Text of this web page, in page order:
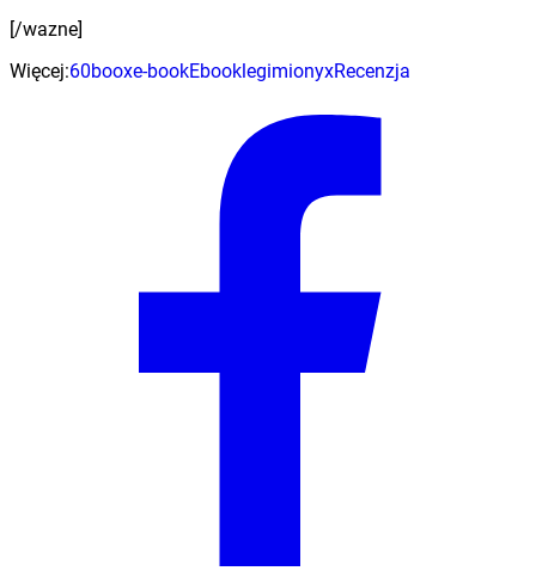
[/wazne]
Więcej:60booxe-bookEbooklegimionyxRecenzja